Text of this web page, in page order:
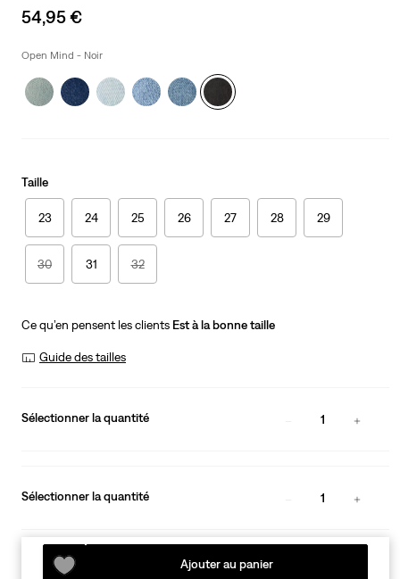
Sale
is
54,95 €
Open Mind - Noir
Taille
23 24 25 26 27 28 29
30 31 32
Ce qu’en pensent les clients Est à la bonne taille
Guide des tailles
Sélectionner la quantité 1
Sélectionner la quantité 1
Ajouter au panier